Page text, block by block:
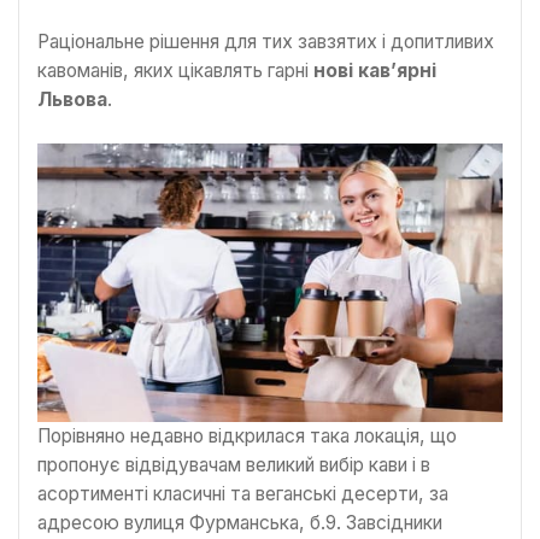
Раціональне рішення для тих завзятих і допитливих
кавоманів, яких цікавлять гарні нові кав’ярні
Львова.
Порівняно недавно відкрилася така локація, що
пропонує відвідувачам великий вибір кави і в
асортименті класичні та веганські десерти, за
адресою вулиця Фурманська, б.9. Завсідники